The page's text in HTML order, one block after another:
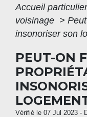
Accueil
voisinage >
insonoriser son
PEUT-ON
Vérifié le 07 Jul 2023 -